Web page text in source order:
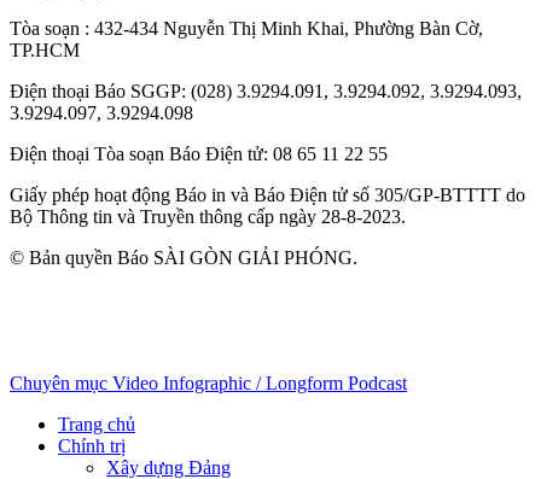
Tòa soạn : 432-434 Nguyễn Thị Minh Khai, Phường Bàn Cờ,
TP.HCM
Điện thoại Báo SGGP: (028) 3.9294.091, 3.9294.092, 3.9294.093,
3.9294.097, 3.9294.098
Điện thoại Tòa soạn Báo Điện tử: 08 65 11 22 55
Giấy phép hoạt động Báo in và Báo Điện tử số 305/GP-BTTTT do
Bộ Thông tin và Truyền thông cấp ngày 28-8-2023.
© Bản quyền Báo SÀI GÒN GIẢI PHÓNG.
Chuyên mục Video Infographic / Longform Podcast
Trang chủ
Chính trị
Xây dựng Đảng